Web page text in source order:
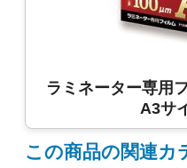
ラミネーター専用
A3サ
この商品の関連カ